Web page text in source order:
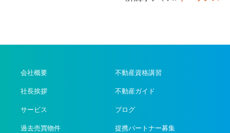
会社概要
社長挨拶
サービス
過去売買物件
不動産資格講習
不動産ガイド
ブログ
提携パートナー募集